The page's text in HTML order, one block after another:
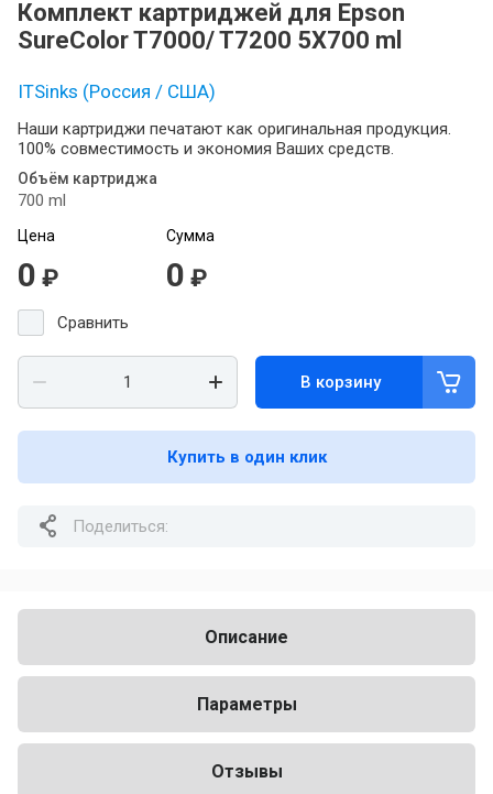
Комплект картриджей для Epson
SureColor T7000/ T7200 5X700 ml
ITSinks (Россия / США)
Наши картриджи печатают как оригинальная продукция.
100% совместимость и экономия Ваших средств.
Объём картриджа
700 ml
Цена
0 ₽
Сумма
0 ₽
Сравнить
В корзину
Купить в один клик
Поделиться:
Описание
Параметры
Отзывы